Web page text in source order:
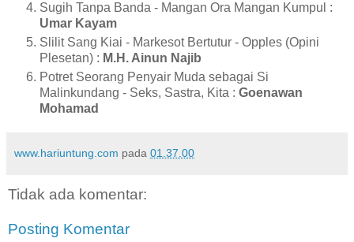
Sugih Tanpa Banda - Mangan Ora Mangan Kumpul :
Umar Kayam
Slilit Sang Kiai - Markesot Bertutur - Opples (Opini
Plesetan) : M.H. Ainun Najib
Potret Seorang Penyair Muda sebagai Si
Malinkundang - Seks, Sastra, Kita : Goenawan
Mohamad
www.hariuntung.com pada 01.37.00
Tidak ada komentar:
Posting Komentar